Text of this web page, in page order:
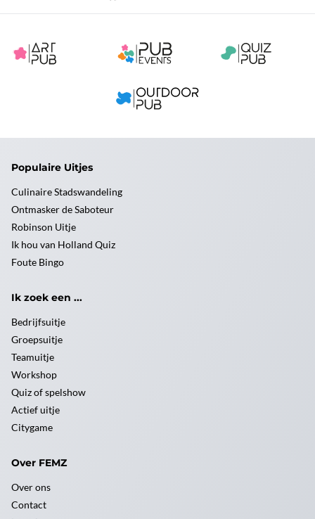
Populaire Uitjes
Culinaire Stadswandeling
Ontmasker de Saboteur
Robinson Uitje
Ik hou van Holland Quiz
Foute Bingo
Ik zoek een ...
Bedrijfsuitje
Groepsuitje
Teamuitje
Workshop
Quiz of spelshow
Actief uitje
Citygame
Over FEMZ
Over ons
Contact